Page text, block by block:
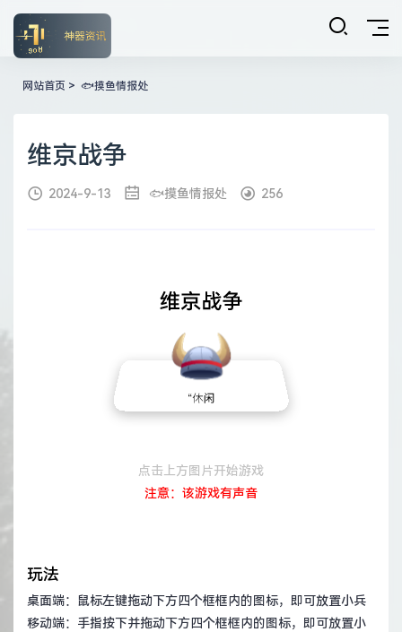
网站首页 > 🐟摸鱼情报处
维京战争
2024-9-13 🐟摸鱼情报处 256
点击上方图片开始游戏
注意：该游戏有声音
玩法
桌面端：鼠标左键拖动下方四个框框内的图标，即可放置小兵
移动端：手指按下并拖动下方四个框框内的图标，即可放置小